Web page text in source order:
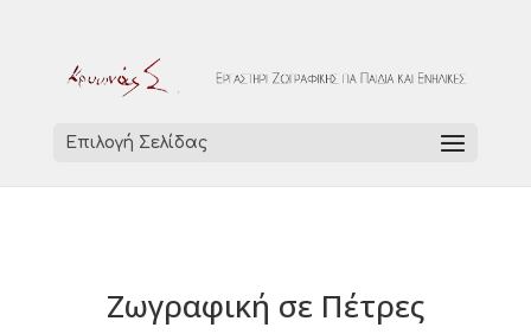
Επιλογή Σελίδας
Ζωγραφική σε Πέτρες